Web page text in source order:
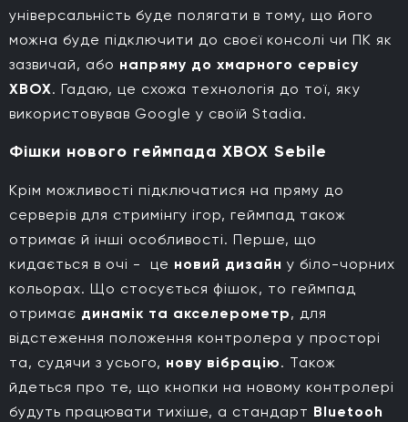
універсальність буде полягати в тому, що його
можна буде підключити до своєї консолі чи ПК як
зазвичай, або напряму до хмарного сервісу
XBOX. Гадаю, це схожа технологія до тої, яку
використовував Google у своїй Stadia.
Фішки нового геймпада XBOX Sebile
Крім можливості підключатися на пряму до
серверів для стримінгу ігор, геймпад також
отримає й інші особливості. Перше, що
кидається в очі - це новий дизайн у біло-чорних
кольорах. Що стосується фішок, то геймпад
отримає динамік та акселерометр, для
відстеження положення контролера у просторі
та, судячи з усього, нову вібрацію. Також
йдеться про те, що кнопки на новому контролері
будуть працювати тихіше, а стандарт Bluetooh